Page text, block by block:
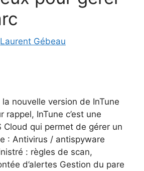
Laurent Gébeau
nouvelle version de InTune
InTune c’est une
Cloud qui permet de gérer un
: Antivirus / antispyware
: règles de scan,
d’alertes Gestion du pare